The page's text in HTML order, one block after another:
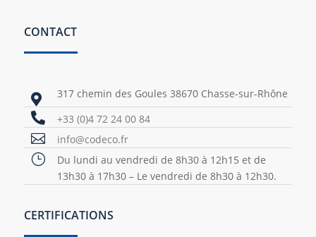
CONTACT
 317 chemin des Goules 38670 Chasse-sur-Rhône
 +33 (0)4 72 24 00 84
 info@codeco.fr
}
Du lundi au vendredi de 8h30 à 12h15 et de
13h30 à 17h30 – Le vendredi de 8h30 à 12h30.
CERTIFICATIONS